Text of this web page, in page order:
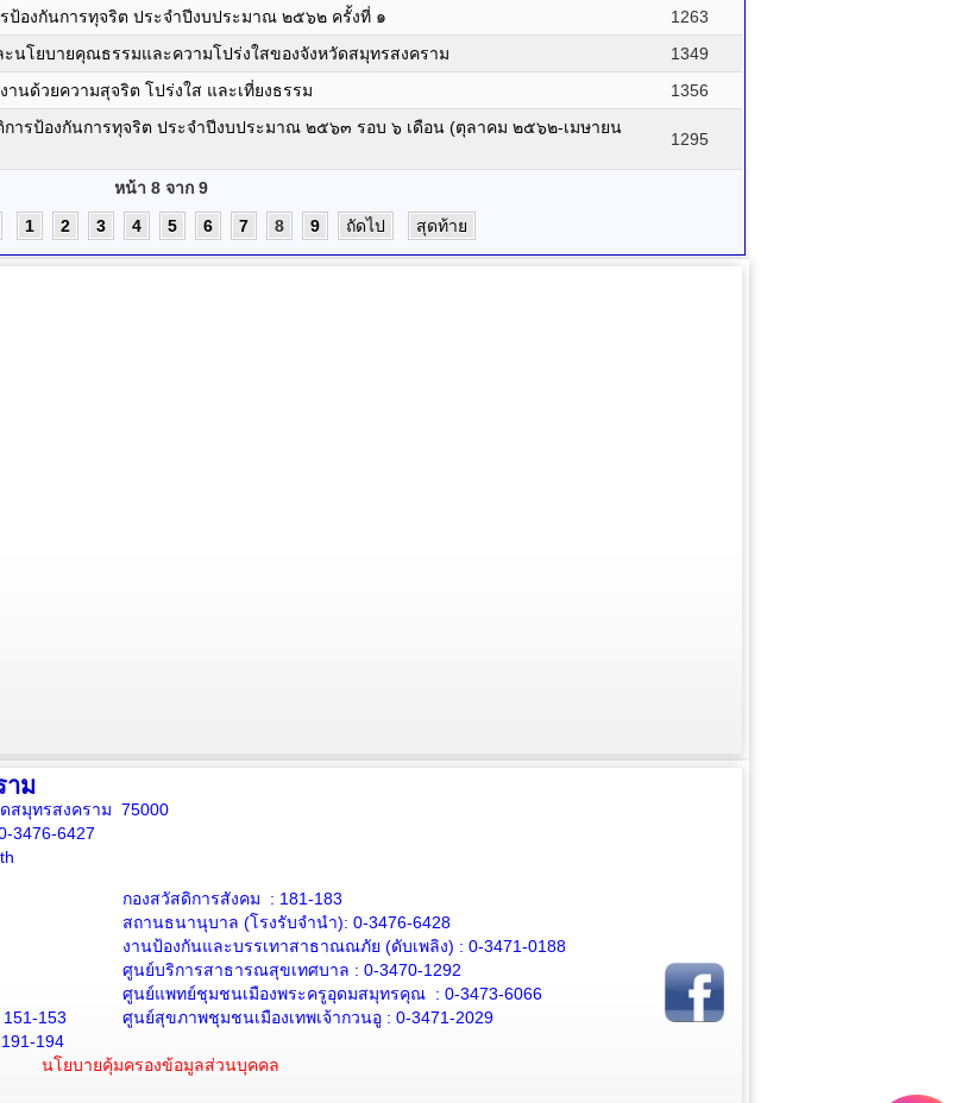
ป้องกันการทุจริต ประจำปีงบประมาณ ๒๕๖๒ ครั้งที่ ๑
1263
นโยบายคุณธรรมและความโปร่งใสของจังหวัดสมุทรสงคราม
1349
านด้วยความสุจริต โปร่งใส และเที่ยงธรรม 1356
ารป้องกันการทุจริต ประจำปีงบประมาณ ๒๕๖๓ รอบ ๖ เดือน (ตุลาคม ๒๕๖๒-เมษายน
1295
หน้า 8 จาก 9
1 2 3 4 5 6 7 8 9 ถัดไป สุดท้าย
าม
ดสมุทรสงคราม 75000
3476-6427
151-153
194
กองสวัสดิการสังคม : 181-183
สถานธนานุบาล (โรงรับจำนำ): 0-3476-6428
งานป้องกันและบรรเทาสาธาณณภัย (ดับเพลิง) : 0-3471-0188
ศูนย์บริการสาธารณสุขเทศบาล : 0-3470-1292
ศูนย์แพทย์ชุมชนเมืองพระครูอุดมสมุทรคุณ : 0-3473-6066
ศูนย์สุขภาพชุมชนเมืองเทพเจ้ากวนอู : 0-3471-2029
นโยบายคุ้มครองข้อมูลส่วนบุคคล